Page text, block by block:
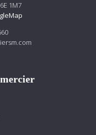
1M7